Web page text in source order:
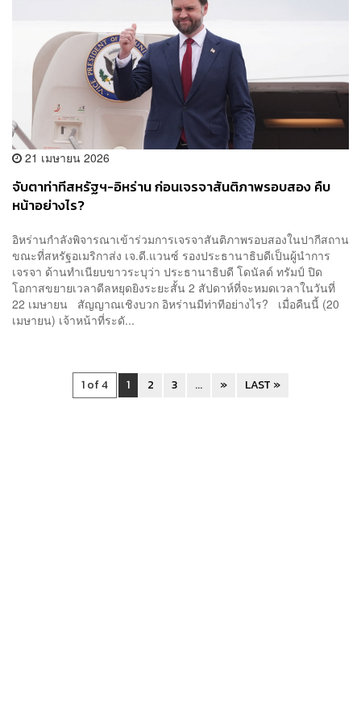
21 เมษายน 2026
จับตาท่าทีสหรัฐฯ-อิหร่าน ก่อนเจรจาสันติภาพรอบสอง คืบ
หน้าอย่างไร?
อิหร่านกำลังพิจารณาเข้าร่วมการเจรจาสันติภาพรอบสองในปากีสถาน
ขณะที่สหรัฐอเมริกาส่ง เจ.ดี.แวนซ์ รองประธานาธิบดีเป็นผู้นำการ
เจรจา ด้านทำเนียบขาวระบุว่า ประธานาธิบดี โดนัลด์ ทรัมป์ ปิด
โอกาสขยายเวลาดีลหยุดยิงระยะสั้น 2 สัปดาห์ที่จะหมดเวลาในวันที่
22 เมษายน สัญญาณเชิงบวก อิหร่านมีท่าทีอย่างไร? เมื่อคืนนี้ (20
เมษายน) เจ้าหน้าที่ระดั...
1 of 4 1 2 3 ... » LAST »